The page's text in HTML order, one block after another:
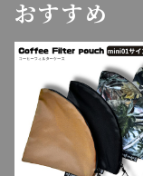
おすすめ